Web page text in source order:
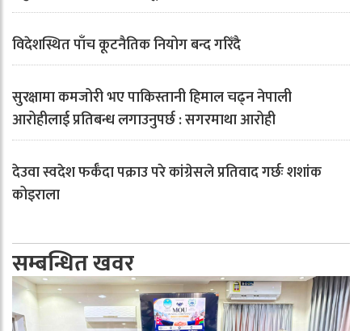
विदेशस्थित पाँच कूटनैतिक नियोग बन्द गरिँदै
सुरक्षामा कमजोरी भए पाकिस्तानी हिमाल चढ्न नेपाली
आरोहीलाई प्रतिबन्ध लगाउनुपर्छ : सगरमाथा आरोही
देउवा स्वदेश फर्कँदा पक्राउ परे कांग्रेसले प्रतिवाद गर्छः शशांक
कोइराला
सम्बन्धित खवर